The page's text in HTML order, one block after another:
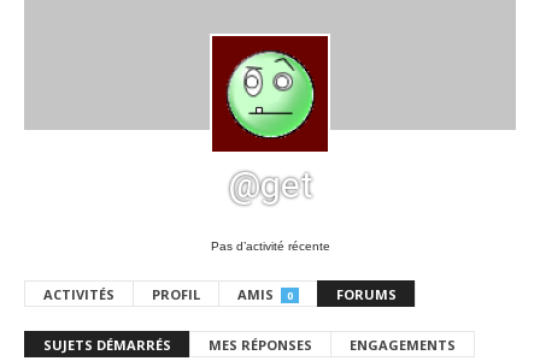
@get
Pas d’activité récente
ACTIVITÉS PROFIL AMIS 0 FORUMS
SUJETS DÉMARRÉS MES RÉPONSES ENGAGEMENTS